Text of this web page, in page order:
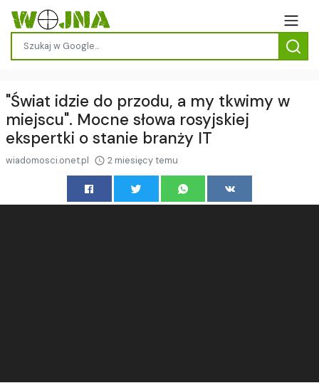
"Świat idzie do przodu, a my tkwimy w
miejscu". Mocne słowa rosyjskiej
ekspertki o stanie branży IT
wiadomosci.onet.pl 2 miesięcy temu